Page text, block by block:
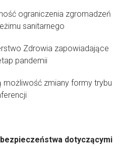
ograniczenia zgromadzeń
sanitarnego
Zdrowia zapowiadające
pandemii
zmiany formy trybu
dotyczącymi